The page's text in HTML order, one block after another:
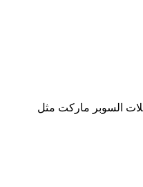
السوبر ماركت مثل